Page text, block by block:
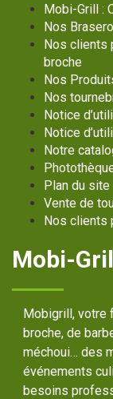
Mobi-Grill :
Nos
Nos clients
broche
Nos
Nos
Notice
Notice
Notre
Plan du site
Vente de
Nos clients
Mobi-
Mobigrill, votre
broche, de
méchoui… des
événements
besoins